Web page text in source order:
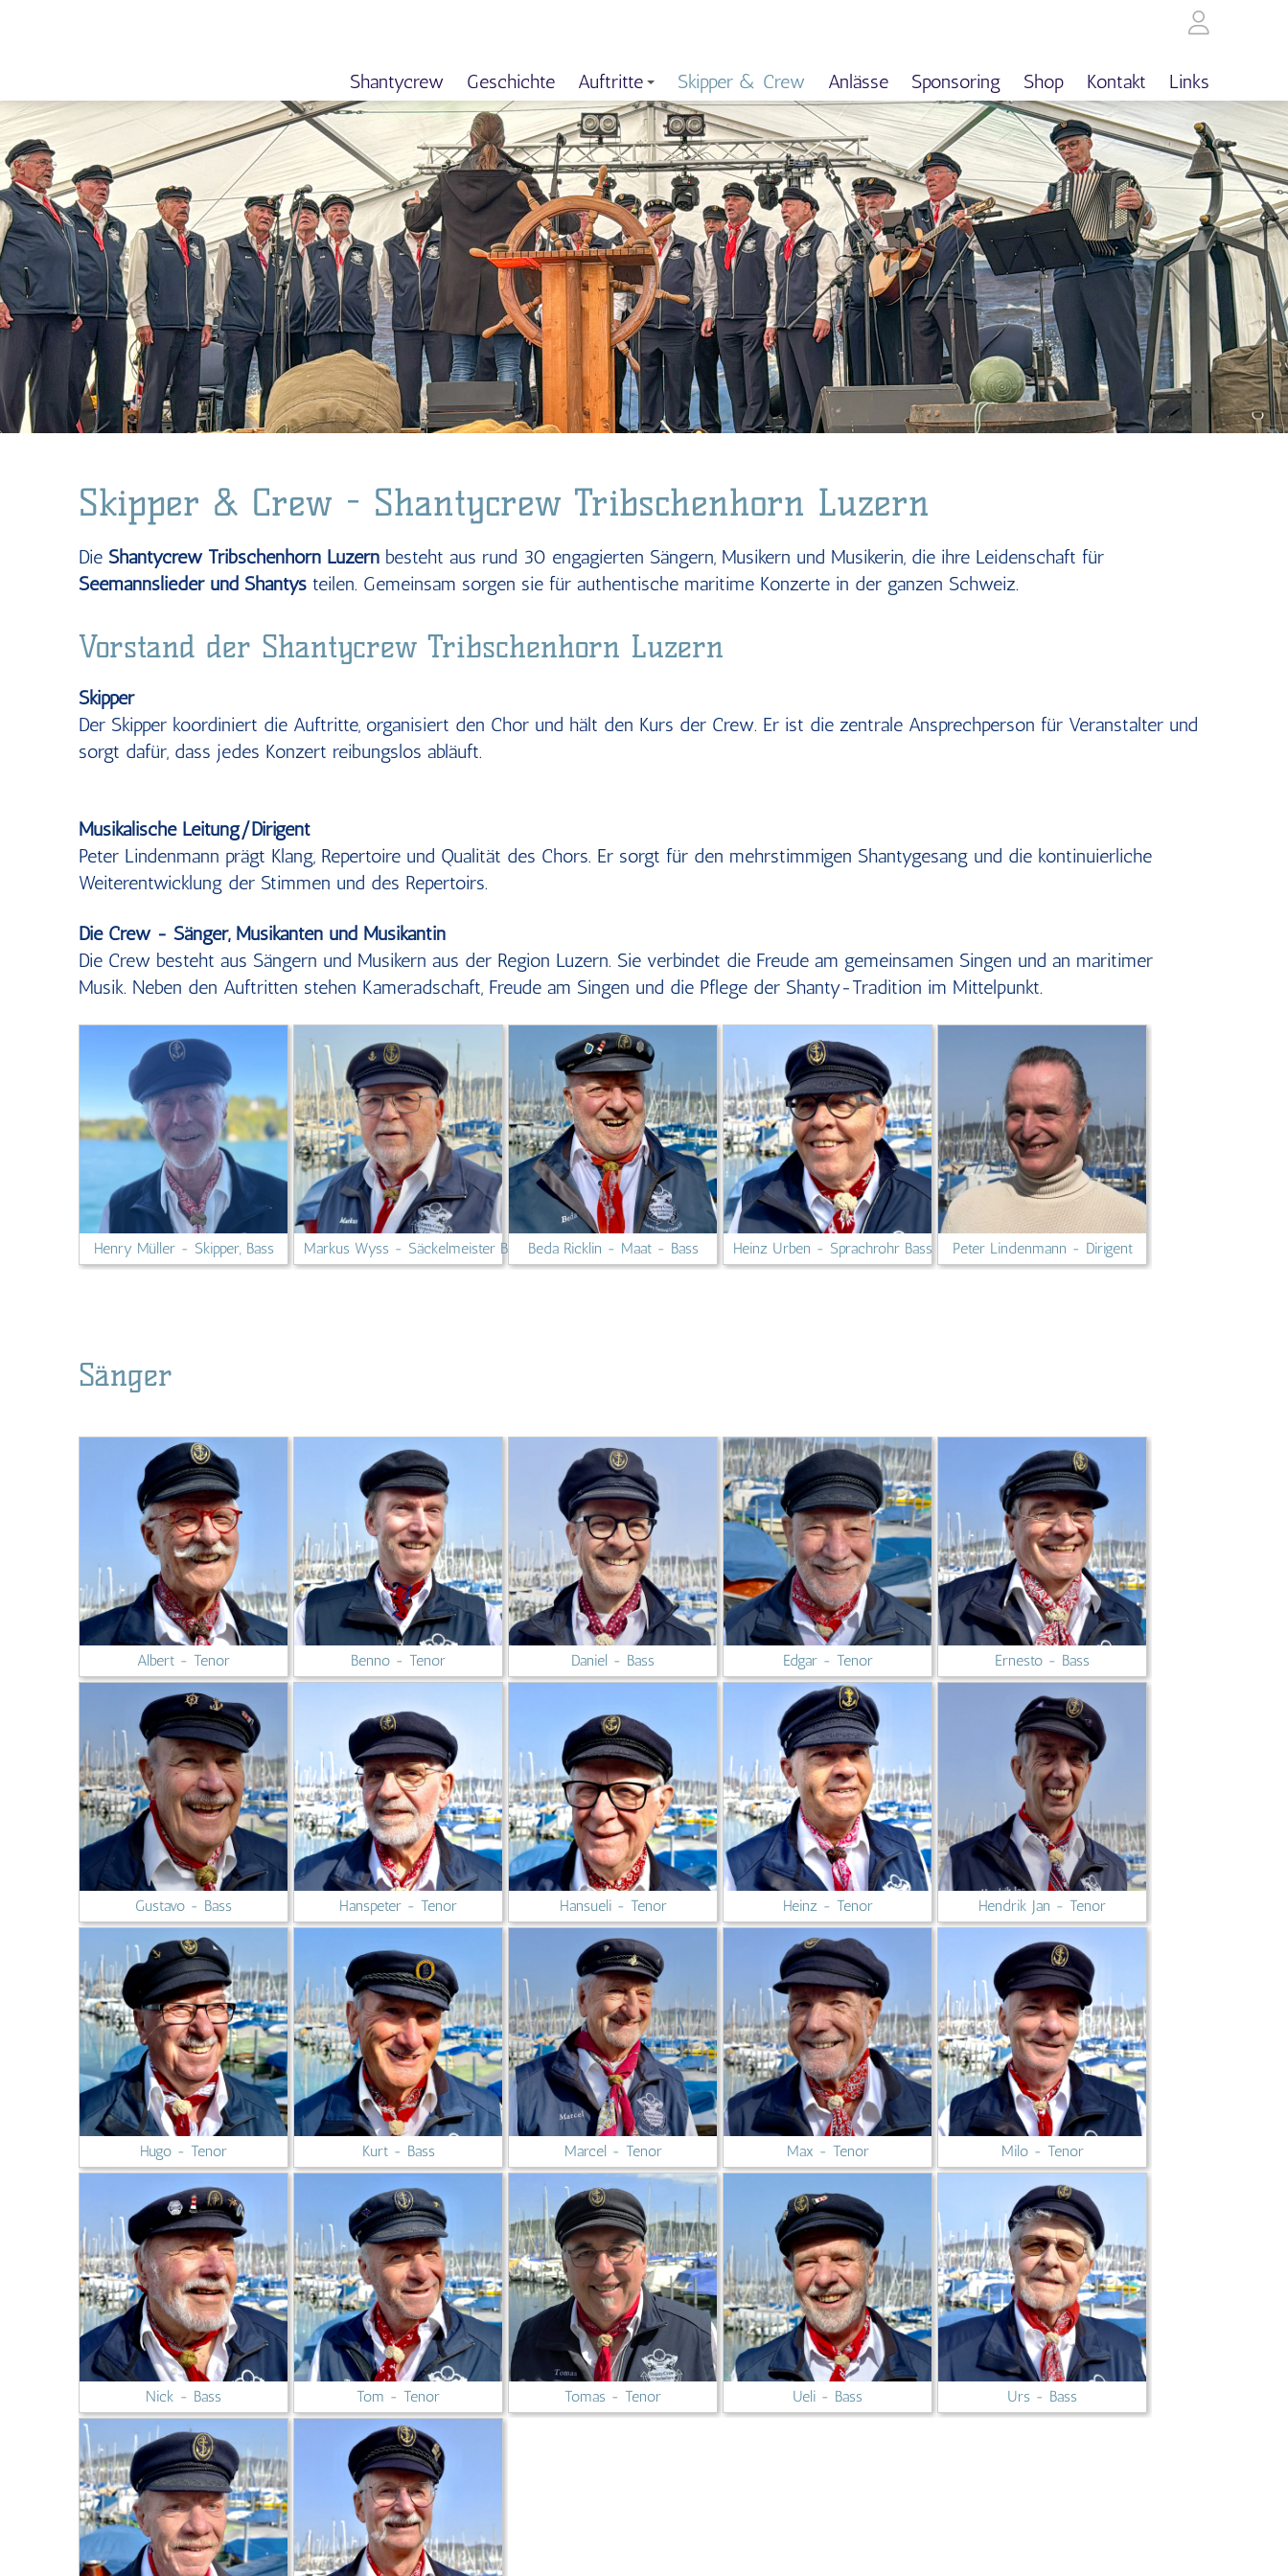
Shantycrew Geschichte Auftritte Skipper & Crew Anlässe Sponsoring Shop Kontakt Links
Skipper & Crew - Shantycrew Tribschenhorn Luzern
Die Shantycrew Tribschenhorn Luzern besteht aus rund 30 engagierten Sängern, Musikern und Musikerin, die ihre Leidenschaft für
Seemannslieder und Shantys teilen. Gemeinsam sorgen sie für authentische maritime Konzerte in der ganzen Schweiz.
Vorstand der Shantycrew Tribschenhorn Luzern
Skipper
Der Skipper koordiniert die Auftritte, organisiert den Chor und hält den Kurs der Crew. Er ist die zentrale Ansprechperson für Veranstalter und
sorgt dafür, dass jedes Konzert reibungslos abläuft.
Musikalische Leitung/Dirigent
Peter Lindenmann prägt Klang, Repertoire und Qualität des Chors. Er sorgt für den mehrstimmigen Shantygesang und die kontinuierliche
Weiterentwicklung der Stimmen und des Repertoirs.
Die Crew - Sänger, Musikanten und Musikantin
Die Crew besteht aus Sängern und Musikern aus der Region Luzern. Sie verbindet die Freude am gemeinsamen Singen und an maritimer
Musik. Neben den Auftritten stehen Kameradschaft, Freude am Singen und die Pflege der Shanty-Tradition im Mittelpunkt.
Henry Müller - Skipper, Bass Markus Wyss - Säckelmeister Bass Beda Ricklin - Maat - Bass Heinz Urben - Sprachrohr Bass Peter Lindenmann - Dirigent
Sänger
Albert - Tenor Benno - Tenor Daniel - Bass Edgar - Tenor Ernesto - Bass
Gustavo - Bass Hanspeter - Tenor Hansueli - Tenor Heinz - Tenor Hendrik Jan - Tenor
Hugo - Tenor Kurt - Bass Marcel - Tenor Max - Tenor Milo - Tenor
Nick - Bass Tom - Tenor Tomas - Tenor Ueli - Bass Urs - Bass